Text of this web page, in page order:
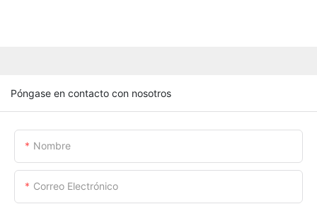
Póngase en contacto con nosotros
Nombre
Correo Electrónico